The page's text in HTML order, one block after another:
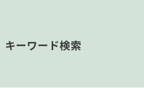
キーワード検索